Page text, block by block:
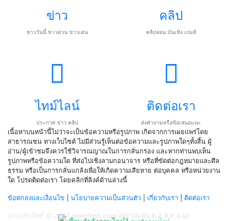
ข่าว
ข่าววันนี้ ข่าวด่วน ข่าวเด่น
คลิป
คลิปสอน บันเทิง เกมส์
ไทม์ไลน์
ประกาศ ข่าว คลิป
ติดต่อเรา
ส่งคำถามหรือข้อเสนอแนะ
เนื้อหาบนหน้านี้ไม่ว่าจะเป็นข้อความหรือรูปภาพ เกิดจากการเผยแพร่โดย
สาธารณชน ทางเว็บไซต์ ไม่มีส่วนรู้เห็นต่อข้อความและรูปภาพใดๆทั้งสิ้น ผู้
อ่าน/ผู้เข้าชมจึงควรใช้วิจารณญาณในการกลั่นกรอง และหากท่านพบเห็น
รูปภาพหรือข้อความใด ที่ส่อไปเชิงลามกอนาจาร หรือที่ขัดต่อกฎหมายและศีล
ธรรม หรือเป็นการกลั่นแกล้งเพื่อให้เกิดความเสียหาย ต่อบุคคล หรือหน่วยงาน
ใด โปรดติดต่อเรา โดยคลิกที่ลิงค์ด้านล่างนี้
ข้อตกลงและเงื่อนไข นโยบายความเป็นส่วนตัว เกี่ยวกับเรา ติดต่อเรา
สงวนลิขสิทธิ์ © 2026siamfans.com (สยามแฟน ด.อ.ท ค.อ.ม)